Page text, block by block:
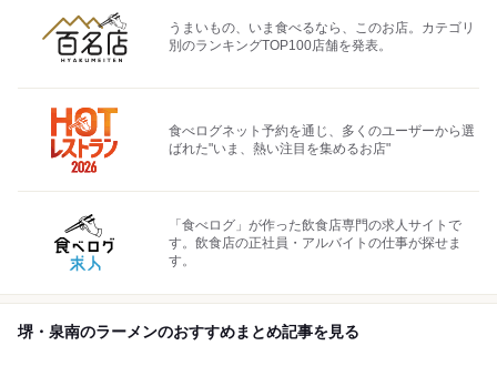
うまいもの、いま食べるなら、このお店。カテゴリ
別のランキングTOP100店舗を発表。
食べログネット予約を通じ、多くのユーザーから選
ばれた"いま、熱い注目を集めるお店"
「食べログ」が作った飲食店専門の求人サイトで
す。飲食店の正社員・アルバイトの仕事が探せま
す。
堺・泉南のラーメンのおすすめまとめ記事を見る